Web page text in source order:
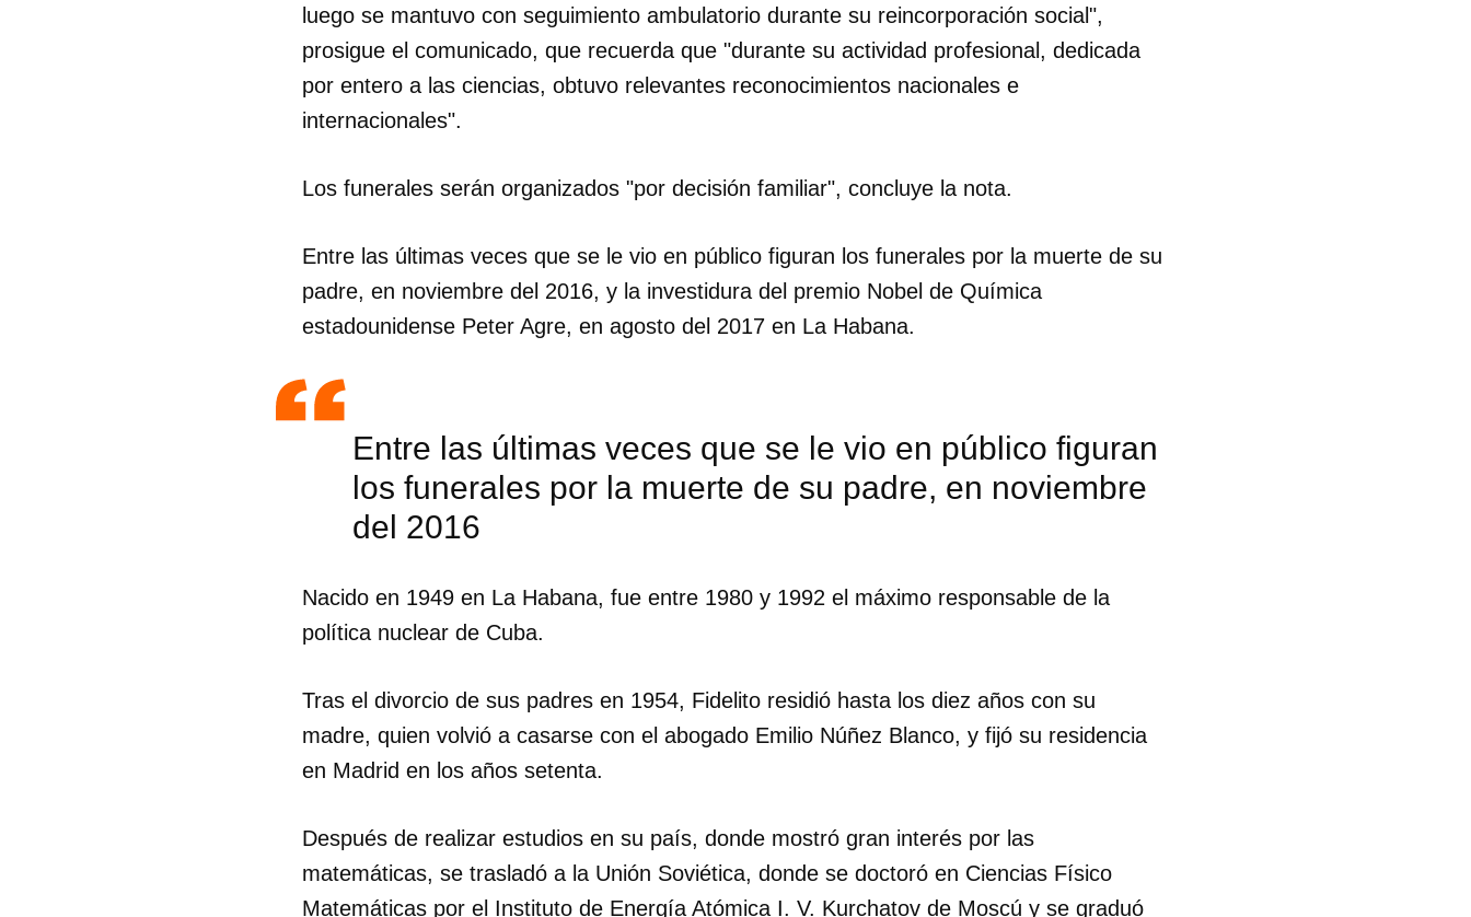
Para poder guardar como favorito, primero has de iniciar sesión con tu
INICIAR SESIÓN CANCELAR
luego se mantuvo con seguimiento ambulatorio durante su reincorporación social",
prosigue el comunicado, que recuerda que "durante su actividad profesional, dedicada
por entero a las ciencias, obtuvo relevantes reconocimientos nacionales e
internacionales".
Los funerales serán organizados "por decisión familiar", concluye la nota.
Entre las últimas veces que se le vio en público figuran los funerales por la muerte de su
padre, en noviembre del 2016, y la investidura del premio Nobel de Química
estadounidense Peter Agre, en agosto del 2017 en La Habana.
Entre las últimas veces que se le vio en público figuran
los funerales por la muerte de su padre, en noviembre
del 2016
Nacido en 1949 en La Habana, fue entre 1980 y 1992 el máximo responsable de la
política nuclear de Cuba.
Tras el divorcio de sus padres en 1954, Fidelito residió hasta los diez años con su
madre, quien volvió a casarse con el abogado Emilio Núñez Blanco, y fijó su residencia
en Madrid en los años setenta.
Después de realizar estudios en su país, donde mostró gran interés por las
matemáticas, se trasladó a la Unión Soviética, donde se doctoró en Ciencias Físico
Matemáticas por el Instituto de Energía Atómica I. V. Kurchatov de Moscú y se graduó